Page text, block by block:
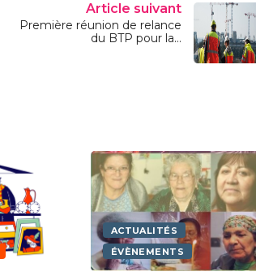
Article suivant
Première réunion de relance
du BTP pour la…
ACTUALITÉS
ÉVÈNEMENTS